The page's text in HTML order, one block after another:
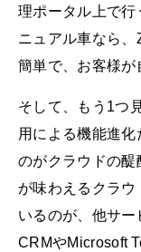
理ポータル上で
ニュアル車なら
簡単で、お客様が
そして、もう1つ
用による機能進化
のがクラウドの
が味わえるクラ
いるのが、他サ
CRMやMicrosoft